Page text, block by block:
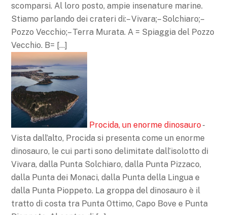
scomparsi. Al loro posto, ampie insenature marine.
Stiamo parlando dei crateri di:– Vivara;– Solchiaro;–
Pozzo Vecchio;– Terra Murata. A = Spiaggia del Pozzo
Vecchio. B= […]
Procida, un enorme dinosauro-
Vista dall’alto, Procida si presenta come un enorme
dinosauro, le cui parti sono delimitate dall’isolotto di
Vivara, dalla Punta Solchiaro, dalla Punta Pizzaco,
dalla Punta dei Monaci, dalla Punta della Lingua e
dalla Punta Pioppeto. La groppa del dinosauro è il
tratto di costa tra Punta Ottimo, Capo Bove e Punta